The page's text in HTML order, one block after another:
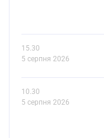
15.30
5 серпня 2026
10.30
5 серпня 2026